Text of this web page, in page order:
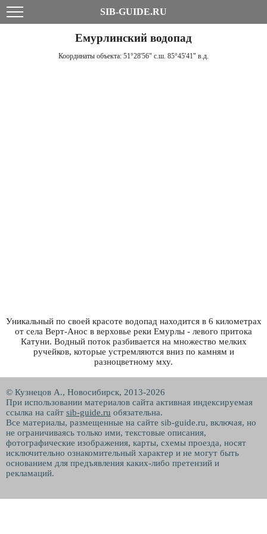
SIB-GUIDE.RU
Емурлинский водопад
Координаты объекта: 51°28'56" с.ш. 85°45'41" в.д.
Уникальный по своей красоте водопад находится в 6 километрах
от села Верт-Анос в верховье реки Емурлы - левого притока
Катуни. Водный поток разбивается на множество мелких
ручейков, которые устремляются вниз по камням и
разноцветному мху.
© Кузнецов А., Новосибирск, 2013-2026
При использовании материалов сайта активная индексируемая
ссылка на сайт sib-guide.ru обязательна.
Все материалы, размещенные на сайте sib-guide.ru, включая, но
не ограничиваясь только ими, текстовые описания,
фотографические изображения, карты, схемы проезда, носят
исключительно ознакомительный характер и не могут быть
основанием для предъявления каких-либо претензий и
рекламаций.